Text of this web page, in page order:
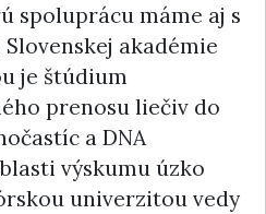
spoluprácu máme aj s
akadémie
je štúdium
prenosu liečiv do
a DNA
výskumu úzko
univerzitou vedy